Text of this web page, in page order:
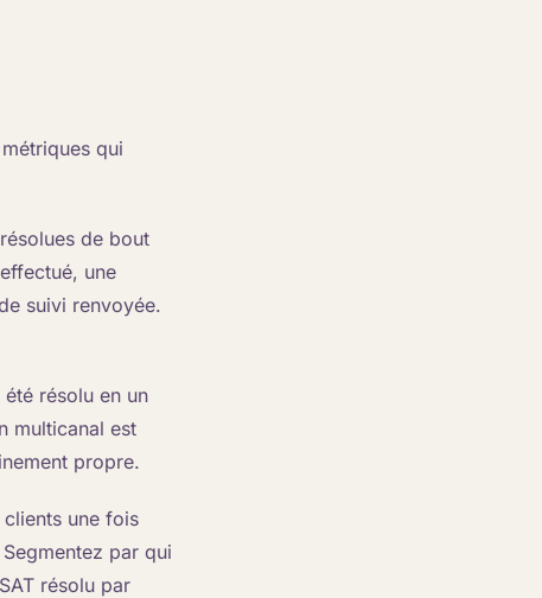
qui
de bout
une
suivi renvoyée.
résolu en un
multicanal est
propre.
une fois
par qui
résolu par